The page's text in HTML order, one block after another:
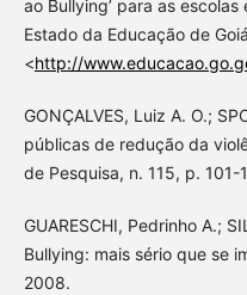
ao Bullying’ para as
Estado da Educação de
<http://
GONÇALVES, Luiz A. O.;
públicas de redução da
de Pesquisa, n. 115, p. 101-
GUARESCHI, Pedrinho A.;
Bullying: mais sério que se
2008.